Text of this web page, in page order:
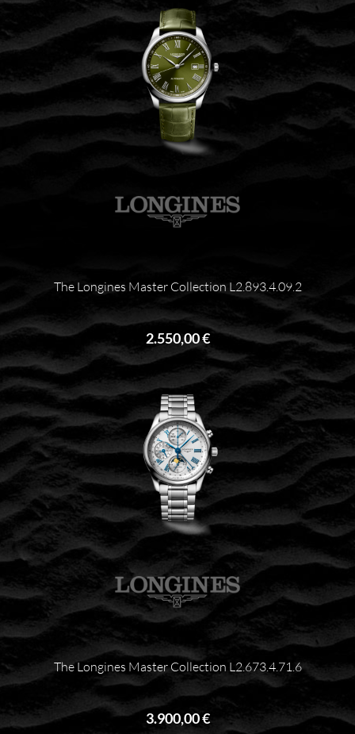
The Longines Master Collection L2.893.4.09.2
2.550,00 €
The Longines Master Collection L2.673.4.71.6
3.900,00 €